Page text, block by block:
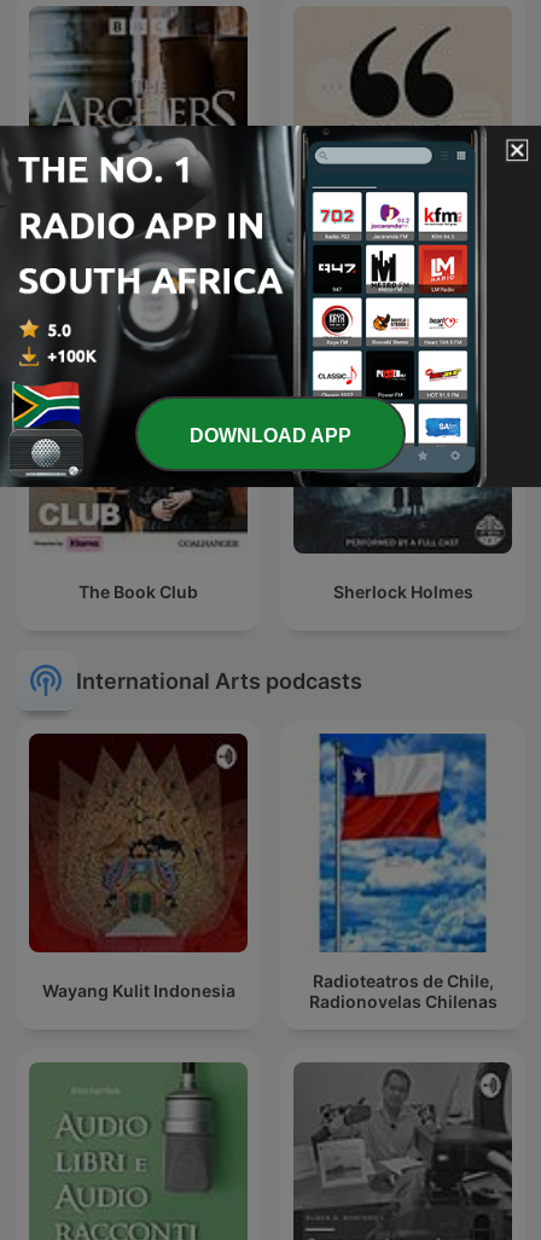
The Archers Ouvrez les guillemets
The Book Club Sherlock Holmes
International Arts podcasts
Wayang Kulit Indonesia
Radioteatros de Chile,
Radionovelas Chilenas
DOWNLOAD APP